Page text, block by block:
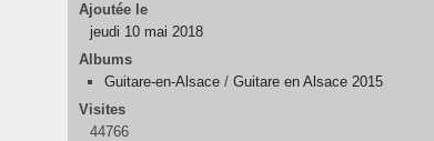
Ajoutée le
jeudi 10 mai 2018
Albums
Guitare-en-Alsace / Guitare en Alsace 2015
Visites
44766